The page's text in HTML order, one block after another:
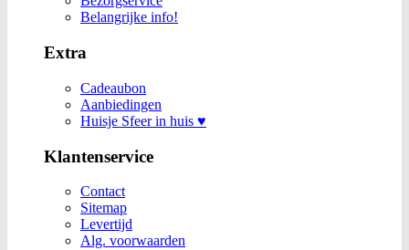
Belangrijke info!
Extra
Cadeaubon
Aanbiedingen
Huisje Sfeer in huis ♥
Klantenservice
Contact
Sitemap
Levertijd
Alg. voorwaarden